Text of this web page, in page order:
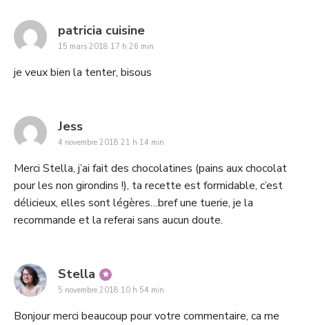
patricia cuisinesays:
15 mars 2018 17 h 26 min
je veux bien la tenter, bisous
Jesssays:
4 novembre 2018 21 h 14 min
Merci Stella, j’ai fait des chocolatines (pains aux chocolat
pour les non girondins !), ta recette est formidable, c’est
délicieux, elles sont légères…bref une tuerie, je la
recommande et la referai sans aucun doute.
Stella says:
5 novembre 2018 10 h 54 min
Bonjour merci beaucoup pour votre commentaire, ca me